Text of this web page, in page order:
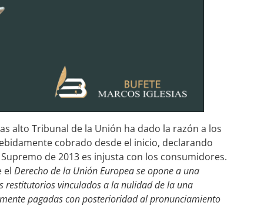
alto Tribunal de la Unión ha dado la razón a los
cobrado desde el inicio, declarando
de 2013 es injusta con los consumidores.
el Derecho de la Unión Europea se opone a una
restitutorios vinculados a la nulidad de la una
pagadas con posterioridad al pronunciamiento